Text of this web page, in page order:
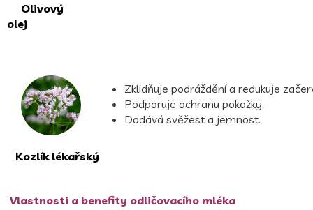
Olivový
olej
Zklidňuje podráždění a redukuje
Podporuje ochranu pokožky.
Dodává svěžest a jemnost.
Kozlík lékařský
Vlastnosti a benefity odličovacího mléka